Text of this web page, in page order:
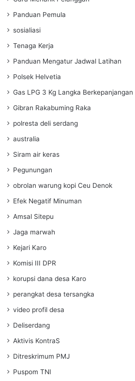
Panduan Pemula
sosialiasi
Tenaga Kerja
Panduan Mengatur Jadwal Latihan
Polsek Helvetia
Gas LPG 3 Kg Langka Berkepanjangan
Gibran Rakabuming Raka
polresta deli serdang
australia
Siram air keras
Pegunungan
obrolan warung kopi Ceu Denok
Efek Negatif Minuman
Amsal Sitepu
Jaga marwah
Kejari Karo
Komisi III DPR
korupsi dana desa Karo
perangkat desa tersangka
video profil desa
Deliserdang
Aktivis KontraS
Ditreskrimum PMJ
Puspom TNI